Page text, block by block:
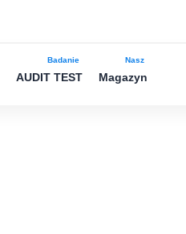
AUDIT TEST
Badanie
Magazyn
Nasz